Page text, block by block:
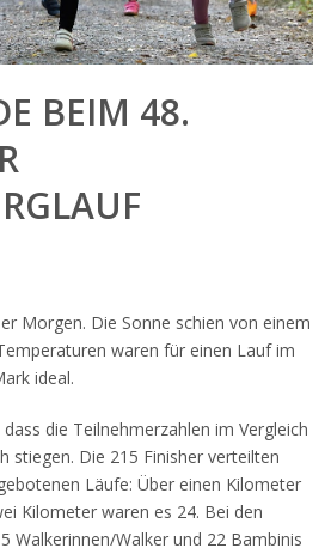
BEIM 48.
Morgen. Die Sonne schien von einem
waren für einen Lauf im
ideal.
die Teilnehmerzahlen im Vergleich
stiegen. Die 215 Finisher verteilten
Läufe: Über einen Kilometer
Kilometer waren es 24. Bei den
Walkerinnen/Walker und 22 Bambinis